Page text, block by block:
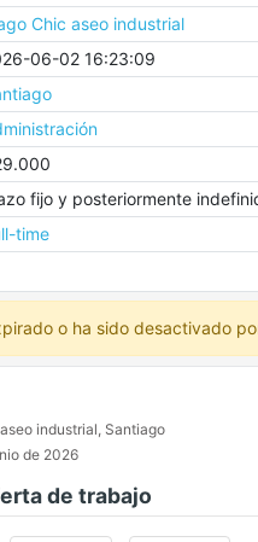
Chic aseo industrial
06-02 16:23:09
fijo y posteriormente
time
o ha sido desactivado
industrial, Santiago
de 2026
de trabajo